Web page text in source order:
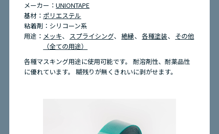
メーカー：UNIONTAPE
基材： ポリエステル
粘着剤： シリコーン系
用途： メッキ スプライシング 絶縁 各種塗装
その他
（全ての用途）
各種マスキング用途に使用可能です。 耐溶剤性、耐薬品性
に優れています。 糊残りが無くきれいに剥がせます。